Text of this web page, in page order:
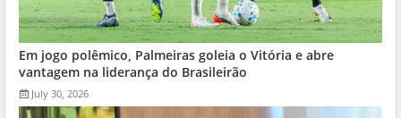
Em jogo polêmico, Palmeiras goleia o Vitória e abre
vantagem na liderança do Brasileirão
July 30, 2026